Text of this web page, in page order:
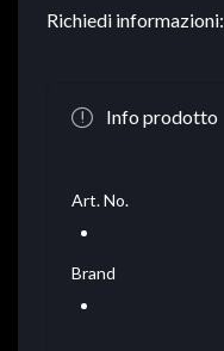
Richiedi informazioni:
Info prodotto
Art. No.
Brand